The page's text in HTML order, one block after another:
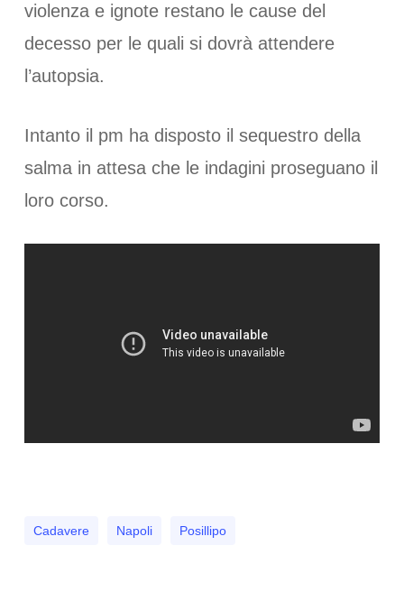
violenza e ignote restano le cause del
decesso per le quali si dovrà attendere
l’autopsia.
Intanto il pm ha disposto il sequestro della
salma in attesa che le indagini proseguano il
loro corso.
Cadavere Napoli Posillipo